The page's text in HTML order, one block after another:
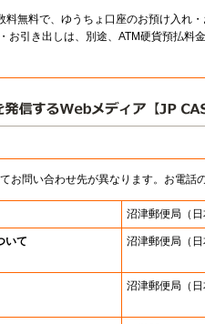
料無料で、ゆうちょ口座のお預け入れ
お引き出しは、別途、ATM硬貨預払料
お問い合わせ先が異なります。お電話
沼津郵便局 （
いて 沼津郵便局 （
沼津郵便局 （